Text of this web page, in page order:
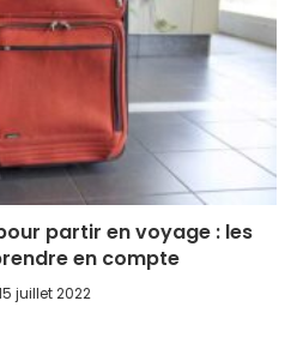
partir en voyage : les
en compte
juillet 2022